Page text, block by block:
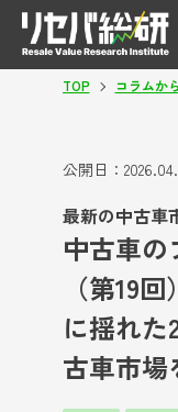
TOP コラムか
公開日：
最新の中古車
中古車
（第19
に揺れた
古車市場